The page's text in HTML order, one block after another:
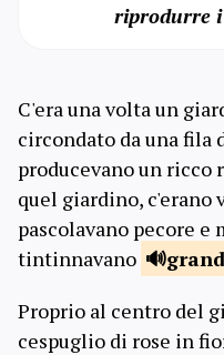
riprodurre
C'era una volta un
circondato da una
producevano un ricco
quel giardino, c'erano
pascolavano pecore e
tintinnavano
Proprio al centro del
cespuglio di rose in